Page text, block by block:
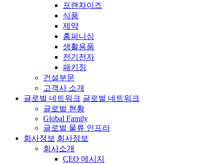
프랜차이즈
식품
제약
홈퍼니싱
생활용품
전기전자
패키징
건설부문
고객사 소개
글로벌 네트워크 글로벌 네트워크
글로벌 현황
Global Family
글로벌 물류 인프라
회사정보 회사정보
회사소개
CEO 메시지